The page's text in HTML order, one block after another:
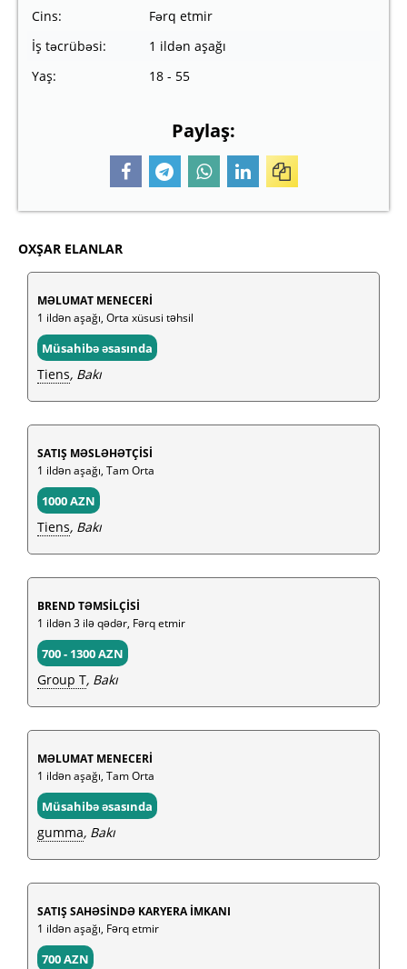
Cins:
Fərq etmir
İş təcrübəsi:
1 ildən aşağı
Yaş:
18 - 55
Paylaş:
OXŞAR ELANLAR
MƏLUMAT MENECERİ
1 ildən aşağı, Orta xüsusi təhsil
Müsahibə əsasında
Tiens, Bakı
SATIŞ MƏSLƏHƏTÇİSİ
1 ildən aşağı, Tam Orta
1000 AZN
Tiens, Bakı
BREND TƏMSİLÇİSİ
1 ildən 3 ilə qədər, Fərq etmir
700 - 1300 AZN
Group T, Bakı
MƏLUMAT MENECERİ
1 ildən aşağı, Tam Orta
Müsahibə əsasında
gumma, Bakı
SATIŞ SAHƏSİNDƏ KARYERA İMKANI
1 ildən aşağı, Fərq etmir
700 AZN